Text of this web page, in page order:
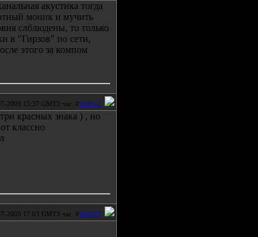
акустика тогда
моник и мучить
слблюдены, то только
в "Гирзов" по сети,
этого за компом
2009 15:37 GMT3 час. #968162
красных знака ) , но
классно
2009 17:03 GMT3 час. #969607